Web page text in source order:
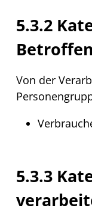
5.3.2
Von der
5.3.3